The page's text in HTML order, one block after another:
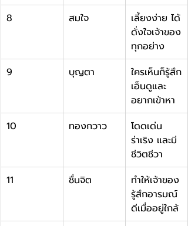
8
สมใจ
เลี้ยงง่าย ได้
ดั่งใจเจ้าของ
ทุกอย่าง
9
บุญตา
ใครเห็นก็รู้สึก
เอ็นดูและ
อยากเข้าหา
10
ทองกวาว
โดดเด่น
ร่าเริง และมี
ชีวิตชีวา
11
ชื่นจิต
ทำให้เจ้าของ
รู้สึกอารมณ์
ดีเมื่ออยู่ใกล้